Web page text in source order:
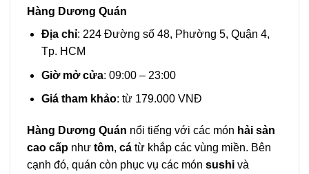
Hàng Dương Quán
Địa chỉ: 224 Đường số 48, Phường 5, Quận 4,
Tp. HCM
Giờ mở cửa: 09:00 – 23:00
Giá tham khảo: từ 179.000 VNĐ
Hàng Dương Quán nổi tiếng với các món hải sản
cao cấp như tôm, cá từ khắp các vùng miền. Bên
cạnh đó, quán còn phục vụ các món sushi và